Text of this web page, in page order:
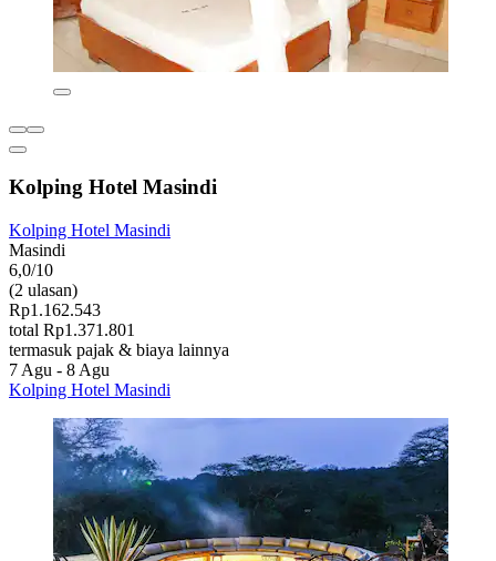
Kolping Hotel Masindi
Kolping Hotel Masindi
Masindi
6,0/10
(2 ulasan)
Rp1.162.543
total Rp1.371.801
termasuk pajak & biaya lainnya
7 Agu - 8 Agu
Kolping Hotel Masindi